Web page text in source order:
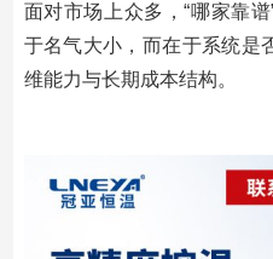
面对市场上众多，“哪家靠
于名气大小，而在于系统是
维能力与长期成本结构。